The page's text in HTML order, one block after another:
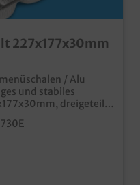
227x177x30mm
/ Alu
und stabiles
dreigeteilt
schnelles